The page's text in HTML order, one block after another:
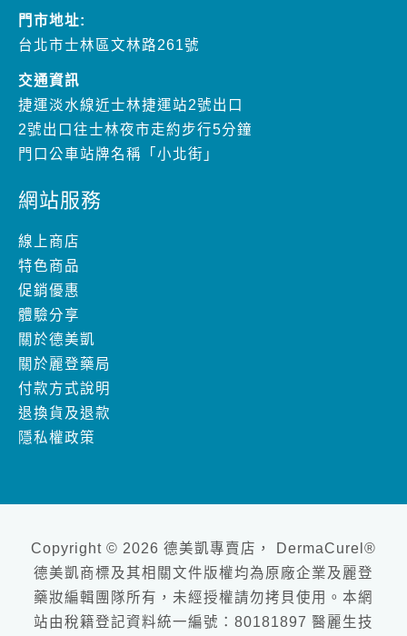
交通資訊
捷運淡水線近士林捷運站2號出口
門口公車站牌名稱「小北街」
網站服務
特色商品
體驗分享
關於德美凱
關於麗登藥局
付款方式說明
退換貨及退款
隱私權政策
德美凱商標及其相關文件版權均為原廠企業及麗登
站由稅籍登記資料統一編號：80181897 醫麗生技
有限公司負責維護營運及管理 & 網頁設計、Design
bygoodface數位行銷工作室